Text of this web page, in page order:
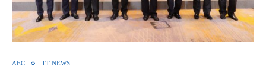
AEC TT NEWS